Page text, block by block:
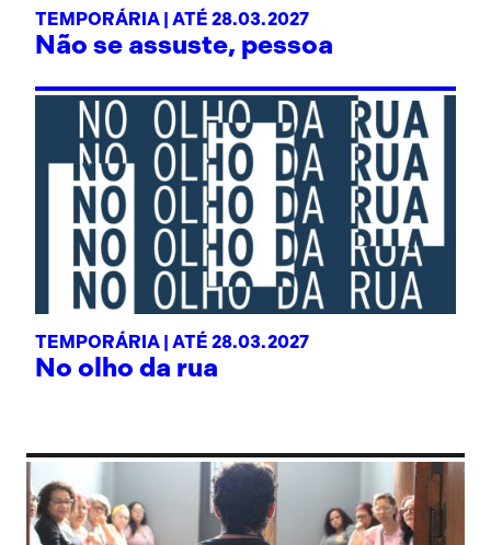
TEMPORÁRIA | ATÉ 28.03.2027
Não se assuste, pessoa
TEMPORÁRIA | ATÉ 28.03.2027
No olho da rua